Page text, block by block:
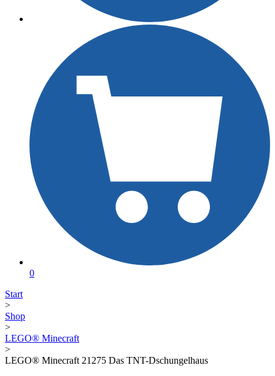
0
Start
>
Shop
>
LEGO® Minecraft
>
LEGO® Minecraft 21275 Das TNT-Dschungelhaus